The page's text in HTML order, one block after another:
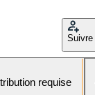
Suivre
requise